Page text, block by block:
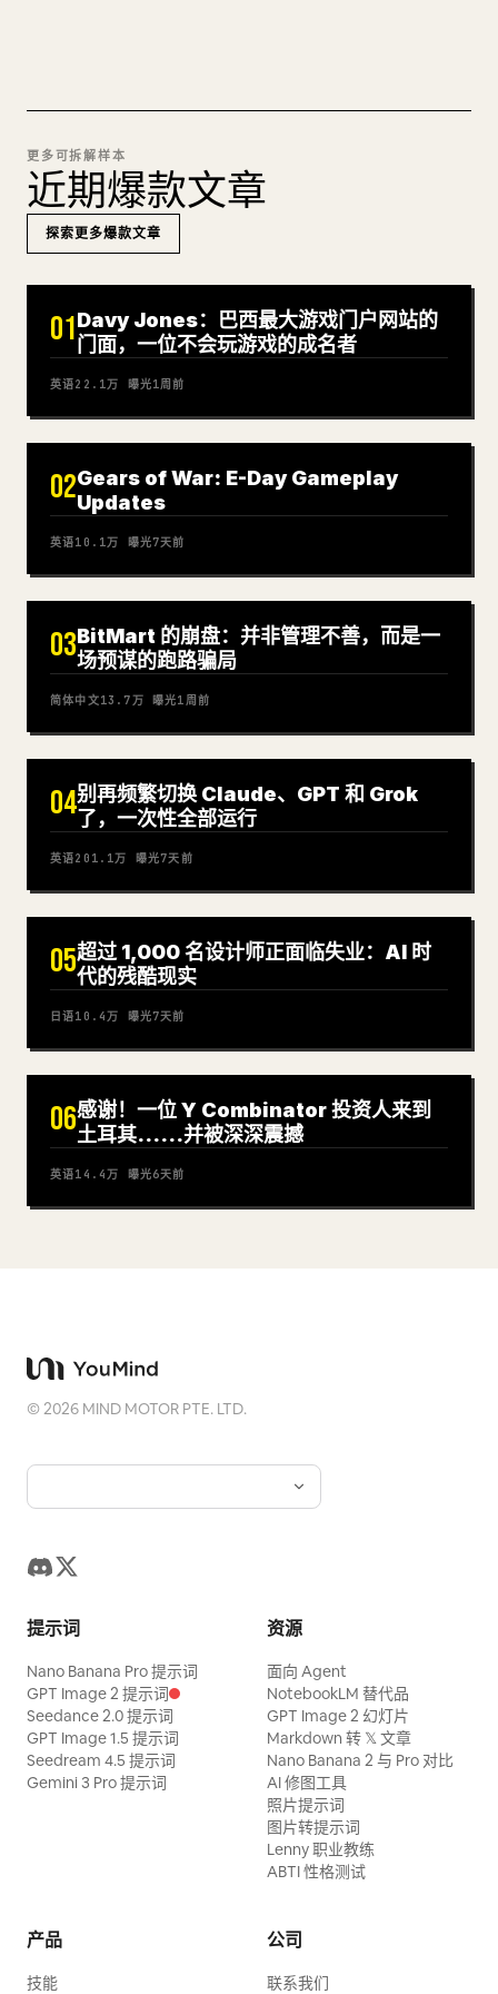
更多可拆解样本
近期爆款文章
探索更多爆款文章
01Davy Jones：巴西最大游戏门户网站的
门面，一位不会玩游戏的成名者
英语22.1万 曝光1周前
02Gears of War: E-Day Gameplay
Updates
英语10.1万 曝光7天前
03BitMart 的崩盘：并非管理不善，而是一
场预谋的跑路骗局
简体中文13.7万 曝光1周前
04别再频繁切换 Claude、GPT 和 Grok
了，一次性全部运行
英语201.1万 曝光7天前
05超过 1,000 名设计师正面临失业：AI 时
代的残酷现实
日语10.4万 曝光7天前
06感谢！一位 Y Combinator 投资人来到
土耳其……并被深深震撼
英语14.4万 曝光6天前
©2026 MIND MOTOR PTE. LTD.
提示词
Nano Banana Pro 提示词
GPT Image 2 提示词
Seedance 2.0 提示词
GPT Image 1.5 提示词
Seedream 4.5 提示词
Gemini 3 Pro 提示词
资源
面向 Agent
NotebookLM 替代品
GPT Image 2 幻灯片
Markdown 转 𝕏 文章
Nano Banana 2 与 Pro 对比
AI 修图工具
照片提示词
图片转提示词
Lenny 职业教练
ABTI 性格测试
产品
技能
公司
联系我们